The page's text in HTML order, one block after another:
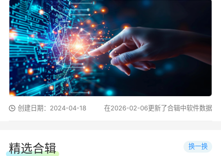
创建日期：2024-04-18 在2026-02-06更新了合辑中软件数据
精选合辑 换一换